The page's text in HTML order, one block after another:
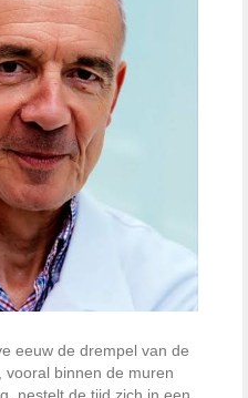
eeuw de drempel van de
vooral binnen de muren